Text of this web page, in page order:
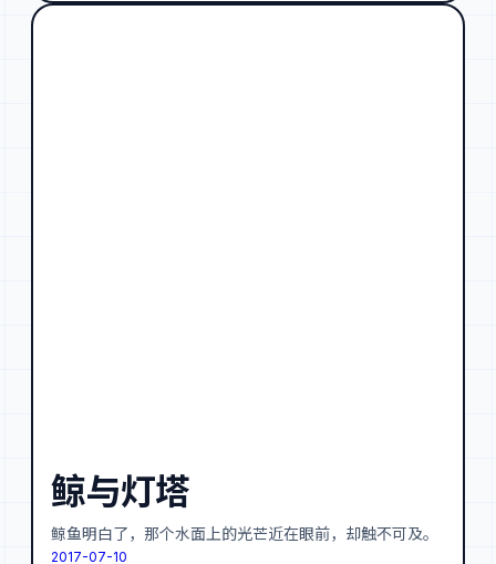
鲸与灯塔
鲸鱼明白了，那个水面上的光芒近在眼前，却触不可及。
2017-07-10